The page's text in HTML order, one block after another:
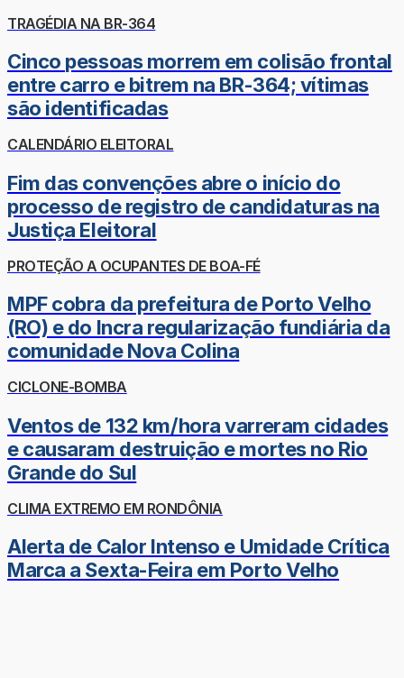
TRAGÉDIA NA BR-364
Cinco pessoas morrem em colisão frontal
entre carro e bitrem na BR-364; vítimas
são identificadas
CALENDÁRIO ELEITORAL
Fim das convenções abre o início do
processo de registro de candidaturas na
Justiça Eleitoral
PROTEÇÃO A OCUPANTES DE BOA-FÉ
MPF cobra da prefeitura de Porto Velho
(RO) e do Incra regularização fundiária da
comunidade Nova Colina
CICLONE-BOMBA
Ventos de 132 km/hora varreram cidades
e causaram destruição e mortes no Rio
Grande do Sul
CLIMA EXTREMO EM RONDÔNIA
Alerta de Calor Intenso e Umidade Crítica
Marca a Sexta-Feira em Porto Velho